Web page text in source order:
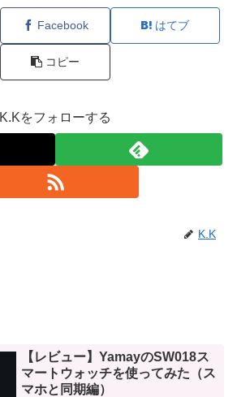
Facebook はてブ
コピー
K.Kをフォローする
K.K
【レビュー】YamayのSW018ス
マートウォッチを使ってみた（ス
マホと同期編）